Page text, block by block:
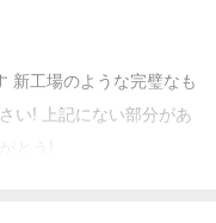
新工場のような完璧なも
い! 上記にない部分があ
とう!